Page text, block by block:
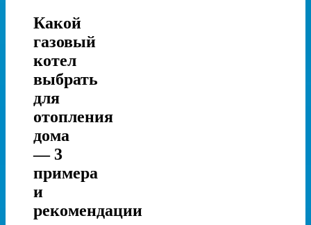
Какой
газовый
котел
выбрать
для
отопления
дома
— 3
примера
и
рекомендации